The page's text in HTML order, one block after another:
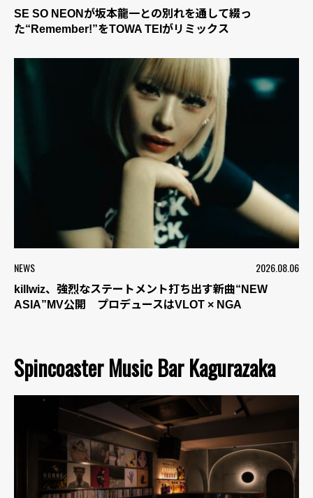
SE SO NEONが坂本龍一との別れを通して綴っ
た“Remember!”をTOWA TEIがリミックス
NEWS 2026.08.06
killwiz、強烈なステートメント打ち出す新曲“NEW
ASIA”MV公開 プロデュースはVLOT × NGA
Spincoaster Music Bar Kagurazaka